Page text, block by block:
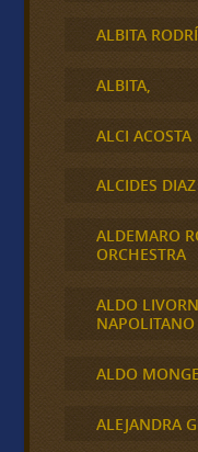
ALBITA
ALBITA,
ALCI ACOSTA
ALCIDES DIAZ
ALDEMARO
ORCHESTRA
ALDO
NAPOLITANO
ALDO
ALEJANDRA